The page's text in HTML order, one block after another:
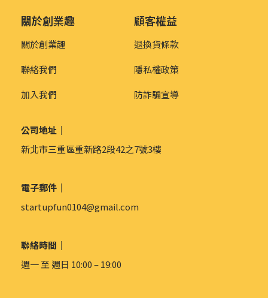
關於創業趣
關於創業趣
聯絡我們
加入我們
顧客權益
退換貨條款
隱私權政策
防詐騙宣導
公司地址｜
新北市三重區重新路2段42之7號3樓
電子郵件｜
startupfun0104@gmail.com
聯絡時間｜
週一 至 週日 10:00 – 19:00